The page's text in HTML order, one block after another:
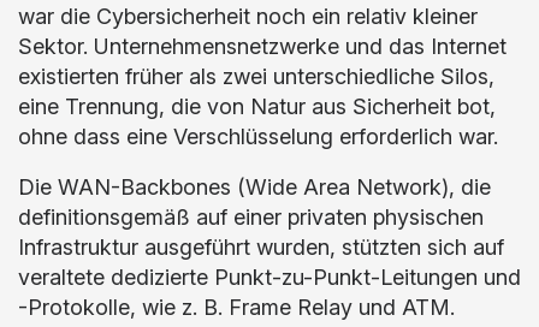
war die Cybersicherheit noch ein relativ kleiner
Sektor. Unternehmensnetzwerke und das Internet
existierten früher als zwei unterschiedliche Silos,
eine Trennung, die von Natur aus Sicherheit bot,
ohne dass eine Verschlüsselung erforderlich war.
Die WAN-Backbones (Wide Area Network), die
definitionsgemäß auf einer privaten physischen
Infrastruktur ausgeführt wurden, stützten sich auf
veraltete dedizierte Punkt-zu-Punkt-Leitungen und
-Protokolle, wie z. B. Frame Relay und ATM.